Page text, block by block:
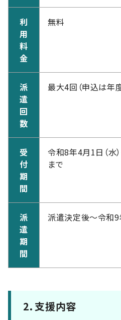
利
用
料
金
無料
派
遣
回
数
最大4回（申込は年
受
付
期
間
令和8年4月1日（水
まで
派
遣
期
間
派遣決定後～令和9
2．支援内容